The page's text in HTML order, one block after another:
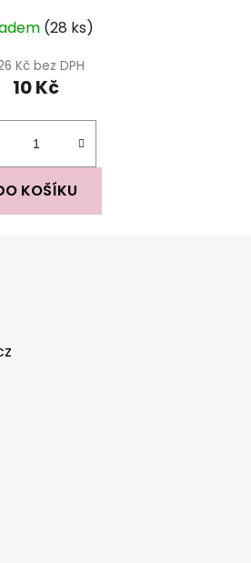
hodnocení
produktu
je
z
hvězdiček.
(28 ks)
Kč bez DPH
10 Kč
KOŠÍKU